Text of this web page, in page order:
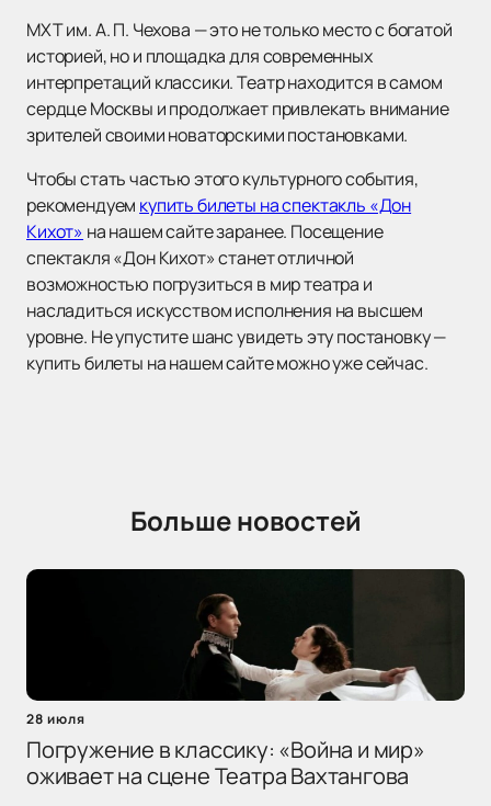
МХТ им. А. П. Чехова — это не только место с богатой
историей, но и площадка для современных
интерпретаций классики. Театр находится в самом
сердце Москвы и продолжает привлекать внимание
зрителей своими новаторскими постановками.
Чтобы стать частью этого культурного события,
рекомендуем купить билеты на спектакль «Дон
Кихот» на нашем сайте заранее. Посещение
спектакля «Дон Кихот» станет отличной
возможностью погрузиться в мир театра и
насладиться искусством исполнения на высшем
уровне. Не упустите шанс увидеть эту постановку —
купить билеты на нашем сайте можно уже сейчас.
Больше новостей
28 июля
Погружение в классику: «Война и мир»
оживает на сцене Театра Вахтангова